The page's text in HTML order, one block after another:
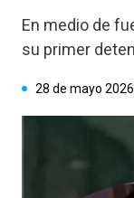
En medio de
su primer
28 de mayo